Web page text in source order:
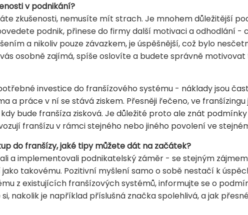
v podnikání?
zkušenosti, nemusíte mít strach. Je mnohem důležitější
podnik, přinese do firmy další motivaci a odhodlání -
a nikoliv pouze závazkem, je úspěšnější, což bylo
osobně zajímá, spíše oslovíte a budete správně motivovat
investice do franšízového systému - náklady jsou
a práce v ní se stává ziskem. Přesněji řečeno, ve
bude franšíza zisková. Je důležité proto ale znát
franšízu v rámci stejného nebo jiného povolení ve
do franšízy, jaké tipy můžete dát na začátek?
a implementovali podnikatelský záměr - se stejným
takovému. Pozitivní myšlení samo o sobě nestačí k
z existujících franšízových systémů, informujte se o
nakolik je například příslušná značka spolehlivá, a jak